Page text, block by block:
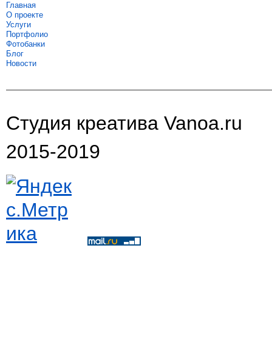
Главная
О проекте
Услуги
Портфолио
Фотобанки
Блог
Новости
Студия креатива Vanoa.ru
2015-2019